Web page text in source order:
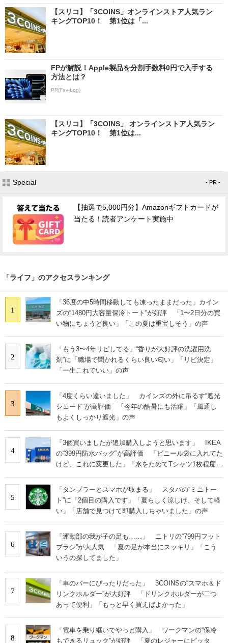
【スリコ】「3COINS」オンラインストア人気ラン
キングTOP10！ 第1位は「...
FPが解説！Apple製品を分割手数料0円で入手する
方法とは？
PR(Fav-Log)
【スリコ】「3COINS」 オンラインストア人気ラン
キングTOP10！ 第1位は...
Special - PR -
【抽選で5,000円分】Amazonギフトカードが
当たる！読者アンケート実施中
「ライフ」のアクセスランキング
1
「36度の中5時間移動しても凍ったままだった」カイン
ズの“1480円大容量保冷トート”が好評 「1〜2日分の買
い物にちょうど良い」「この夏は重宝しそう」の声
2
「もう3〜4年リピしてる」“香りが大好評の洗濯用洗
剤”に「職場で聞かれるくらい良い匂い」「リピ決定」
「一生これでいい」の声
3
「4度くらい違いました」 カインズの外に吊るす“遮光
シェード”が高評価 「今年の酷暑にも活躍」「風通し
もよくしっかり遮光」の声
4
「3個買いましたが追加購入しようと思います」 IKEA
の“399円防水バッグ”が高評価 「ビニール袋に入れてた
けど、これに変更した」「水をためてTシャツ1枚程度な
5
「タンブラーとスマホが収まる」 スタバの“ミニトー
ト”に「2個目の購入です」「夏らしく涼しげ、そして軽
い」「店舗で見つけて即購入しちゃいました」の声
6
「運動部の我が子の足も……」 ニトリの“799円フット
ブラシ”が大人気 「夏の足が本当にスッキリ」「こう
いうの探してました」
7
「車のバーにぴったりだった」 3COINSの“スマホ＆ド
リンクホルダー”が大好評 「ドリンクホルダーが二つ
あって便利」「もっと早く買えばよかった」
8
「電車を乗り継いでやっと購入」 ワークマンの“保冷
もできるリュック”が好評 「夏のレジャーにピッタ